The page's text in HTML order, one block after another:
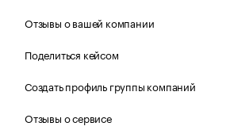
Отзывы о вашей компании
Поделиться кейсом
Создать профиль группы компаний
Отзывы о сервисе